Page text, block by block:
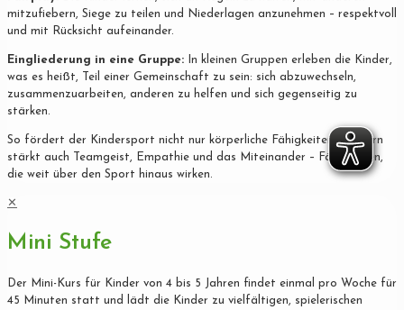
mitzufiebern, Siege zu teilen und Niederlagen anzunehmen – respektvoll
und mit Rücksicht aufeinander.
Eingliederung in eine Gruppe: In kleinen Gruppen erleben die Kinder,
was es heißt, Teil einer Gemeinschaft zu sein: sich abzuwechseln,
zusammenzuarbeiten, anderen zu helfen und sich gegenseitig zu
stärken.
So fördert der Kindersport nicht nur körperliche Fähigkeiten, sondern
stärkt auch Teamgeist, Empathie und das Miteinander – Fähigkeiten,
die weit über den Sport hinaus wirken.
✕
Mini Stufe
Der Mini-Kurs für Kinder von 4 bis 5 Jahren findet einmal pro Woche für
45 Minuten statt und lädt die Kinder zu vielfältigen, spielerischen